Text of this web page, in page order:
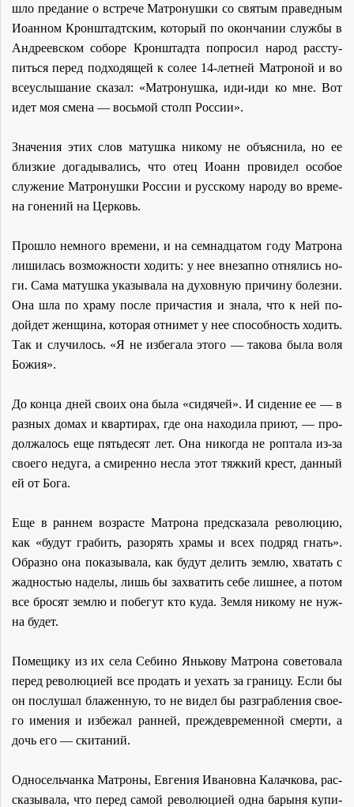
шло пре­да­ние о встре­че Мат­ро­нуш­ки со свя­тым пра­вед­ным
Иоан­ном Крон­штадт­ским, ко­то­рый по окон­ча­нии служ­бы в
Ан­дре­ев­ском со­бо­ре Крон­штад­та по­про­сил на­род рас­сту­
пить­ся пе­ред под­хо­дя­щей к со­лее 14-лет­ней Мат­ро­ной и во
все­услы­ша­ние ска­зал: «Мат­ро­нуш­ка, иди-иди ко мне. Вот
идет моя сме­на — вось­мой столп Рос­сии».
Зна­че­ния этих слов ма­туш­ка ни­ко­му не объ­яс­ни­ла, но ее
близ­кие до­га­ды­ва­лись, что отец Иоанн про­ви­дел осо­бое
слу­же­ние Мат­ро­нуш­ки Рос­сии и рус­ско­му на­ро­ду во вре­ме­
на го­не­ний на Цер­ковь.
Про­шло немно­го вре­ме­ни, и на сем­на­дца­том го­ду Мат­ро­на
ли­ши­лась воз­мож­но­сти хо­дить: у нее вне­зап­но от­ня­лись но­
ги. Са­ма ма­туш­ка ука­зы­ва­ла на ду­хов­ную при­чи­ну бо­лез­ни.
Она шла по хра­му по­сле при­ча­стия и зна­ла, что к ней по­
дой­дет жен­щи­на, ко­то­рая от­ни­мет у нее спо­соб­ность хо­дить.
Так и слу­чи­лось. «Я не из­бе­га­ла это­го — та­ко­ва бы­ла во­ля
Бо­жия».
До кон­ца дней сво­их она бы­ла «си­дя­чей». И си­де­ние ее — в
раз­ных до­мах и квар­ти­рах, где она на­хо­ди­ла при­ют, — про­
дол­жа­лось еще пять­де­сят лет. Она ни­ко­гда не роп­та­ла из-за
сво­е­го неду­га, а сми­рен­но нес­ла этот тяж­кий крест, дан­ный
ей от Бо­га.
Еще в ран­нем воз­расте Мат­ро­на пред­ска­за­ла ре­во­лю­цию,
как «бу­дут гра­бить, разо­рять хра­мы и всех под­ряд гнать».
Об­раз­но она по­ка­зы­ва­ла, как бу­дут де­лить зем­лю, хва­тать с
жад­но­стью на­де­лы, лишь бы за­хва­тить се­бе лиш­нее, а по­том
все бро­сят зем­лю и по­бе­гут кто ку­да. Зем­ля ни­ко­му не нуж­
на бу­дет.
По­ме­щи­ку из их се­ла Се­би­но Янь­ко­ву Мат­ро­на со­ве­то­ва­ла
пе­ред ре­во­лю­ци­ей все про­дать и уехать за гра­ни­цу. Ес­ли бы
он по­слу­шал бла­жен­ную, то не ви­дел бы раз­граб­ле­ния сво­е­
го име­ния и из­бе­жал ран­ней, преж­девре­мен­ной смер­ти, а
дочь его — ски­та­ний.
Од­но­сель­чан­ка Мат­ро­ны, Ев­ге­ния Ива­нов­на Ка­лач­ко­ва, рас­
ска­зы­ва­ла, что пе­ред са­мой ре­во­лю­ци­ей од­на ба­ры­ня ку­пи­